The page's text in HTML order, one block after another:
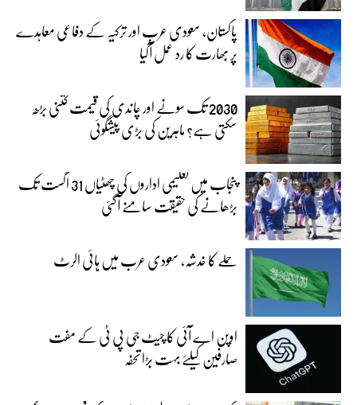
پاکستان، سعودی عرب اور ترکیہ کے دفاعی معاہدے
پر بھارت کا رد عمل آگیا
2030 تک سونے اور چاندی کی قیمت کتنی بڑھ
سکتی ہے؟ ماہرین کی بڑی پیشگوئی
پنجاب میں تعلیمی اداروں کی چھٹیاں 31 اگست تک
بڑھانے کی حقیقت سامنے آگئی
حملے کا خدشہ، سعودی عرب میں ہائی الرٹ
اوپن اے آئی کا چیٹ جی پی ٹی کے مفت
صارفین کیلئے بہت بڑا تحفہ